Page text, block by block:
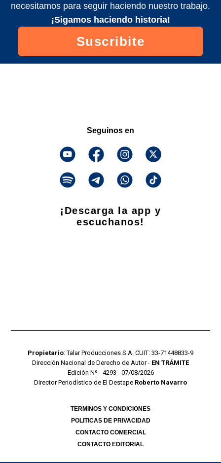
necesitamos para seguir haciendo nuestro trabajo.
¡Sigamos haciendo historia!
Suscribite
Seguinos en
¡Descarga la app y
escuchanos!
Propietario: Talar Producciones S.A. CUIT: 33-71448833-9
Dirección Nacional de Derecho de Autor - EN TRÁMITE
Edición Nº - 4293 - 07/08/2026
Director Periodístico de El Destape Roberto Navarro
TERMINOS Y CONDICIONES
POLITICAS DE PRIVACIDAD
CONTACTO COMERCIAL
CONTACTO EDITORIAL